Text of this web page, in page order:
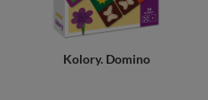
Kolory. Domino